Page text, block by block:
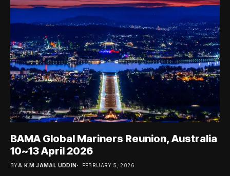
BAMA Global Mariners Reunion, Australia
10~13 April 2026
BYA.K.M JAMAL UDDIN FEBRUARY 5, 2026